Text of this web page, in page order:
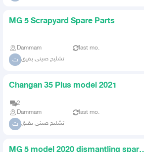
MG 5 Scrapyard Spare Parts
Dammam last mo.
ت تشليح صينى بقيق
Changan 35 Plus model 2021
2
Dammam
last mo.
ت تشليح صينى بقيق